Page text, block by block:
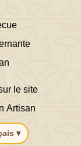
le site
Artisan
▾